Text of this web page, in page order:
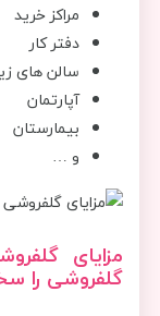
مراکز خرید
دفتر کار
سالن های
آپارتمان
بیمارستان
و …
مزایای
گلفروشی را